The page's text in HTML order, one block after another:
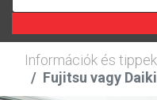
Információk és tippek
Fujitsu vagy